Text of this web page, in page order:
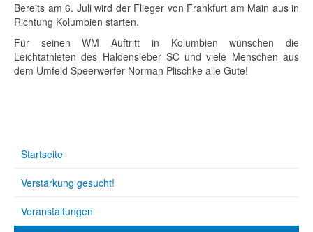
Bereits am 6. Juli wird der Flieger von Frankfurt am Main aus in
Richtung Kolumbien starten.
Für seinen WM Auftritt in Kolumbien wünschen die
Leichtathleten des Haldensleber SC und viele Menschen aus
dem Umfeld Speerwerfer Norman Plischke alle Gute!
Startseite
Verstärkung gesucht!
Veranstaltungen